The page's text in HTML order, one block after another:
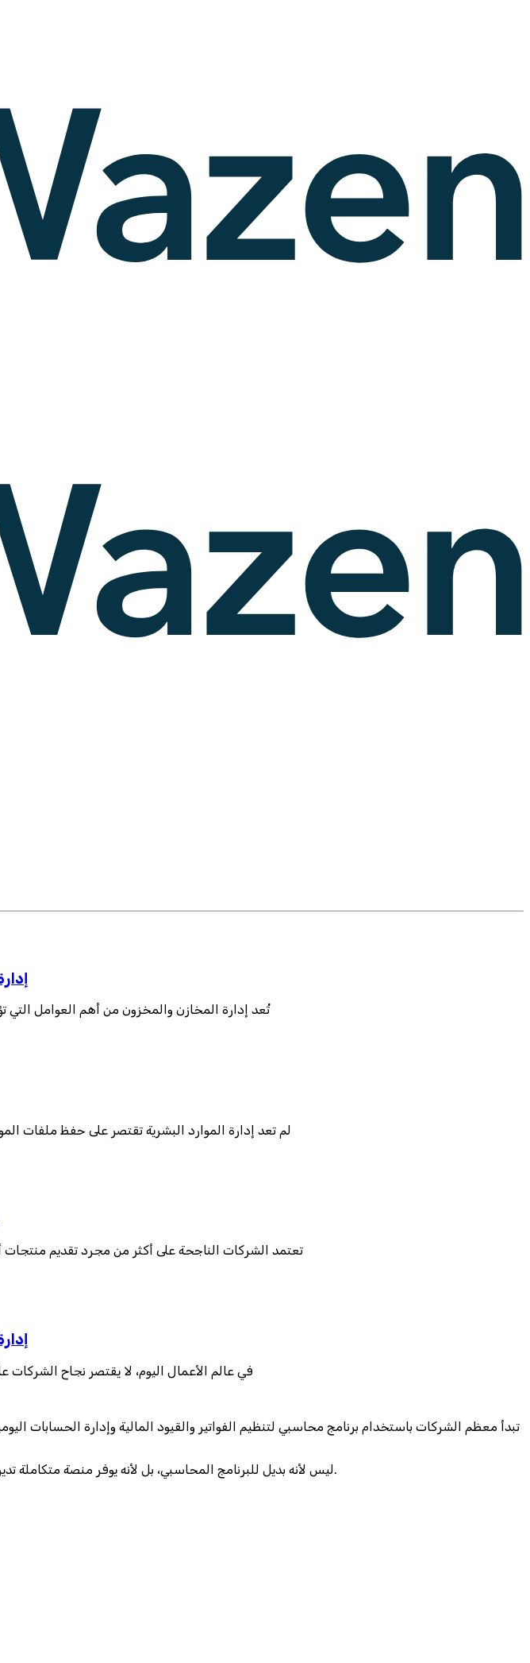
تُعد إدارة المخازن والمخزون من أهم العوامل التي
لم تعد إدارة الموارد البشرية تقتصر على حفظ ملفات
تعتمد الشركات الناجحة على أكثر من مجرد تقديم
في عالم الأعمال اليوم، لا يقتصر نجاح الشركات
تبدأ معظم الشركات باستخدام برنامج محاسبي لتنظيم الفواتير والقيود المالية وإدارة الحسابات
في هذه المرحلة تبدأ الكثير من الشركات بالبحث عن نظام ERP، ليس لأنه بديل للبرنامج المحاسبي، بل لأنه يوفر منصة متكاملة تدير جميع عمليات المنشأة في مكان واحد.